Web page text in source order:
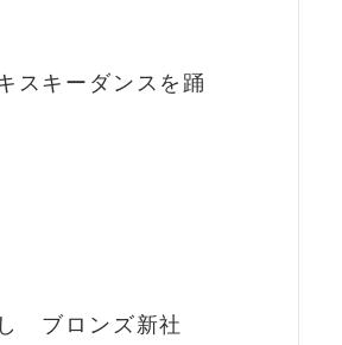
スキーダンスを踊
ブロンズ新社